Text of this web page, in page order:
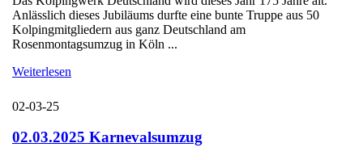
Anlässlich dieses Jubiläums durfte eine bunte Truppe aus 50
Kolpingmitgliedern aus ganz Deutschland am
Rosenmontagsumzug in Köln ...
Weiterlesen
02-03-25
02.03.2025 Karnevalsumzug